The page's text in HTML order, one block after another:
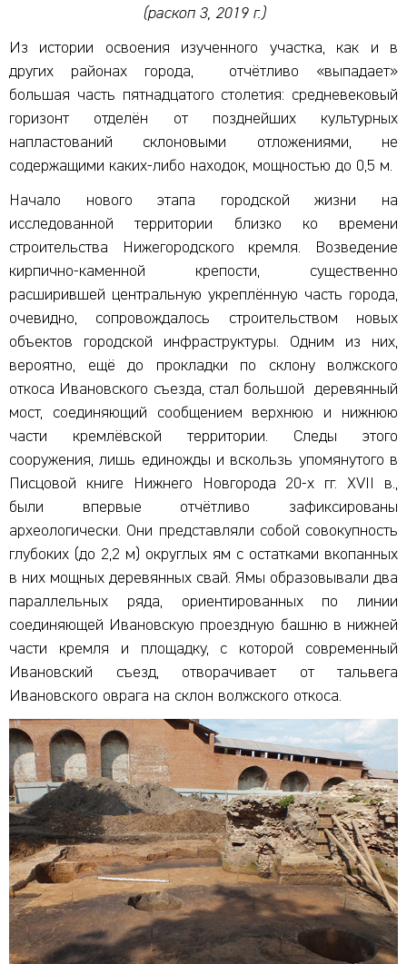
(раскоп 3, 2019 г.)
Из истории освоения изученного участка, как и в
других районах города, отчётливо «выпадает»
большая часть пятнадцатого столетия: средневековый
горизонт отделён от позднейших культурных
напластований склоновыми отложениями, не
содержащими каких-либо находок, мощностью до 0,5 м.
Начало нового этапа городской жизни на
исследованной территории близко ко времени
строительства Нижегородского кремля. Возведение
кирпично-каменной крепости, существенно
расширившей центральную укреплённую часть города,
очевидно, сопровождалось строительством новых
объектов городской инфраструктуры. Одним из них,
вероятно, ещё до прокладки по склону волжского
откоса Ивановского съезда, стал большой деревянный
мост, соединяющий сообщением верхнюю и нижнюю
части кремлёвской территории. Следы этого
сооружения, лишь единожды и вскользь упомянутого в
Писцовой книге Нижнего Новгорода 20-х гг. XVII в.,
были впервые отчётливо зафиксированы
археологически. Они представляли собой совокупность
глубоких (до 2,2 м) округлых ям с остатками вкопанных
в них мощных деревянных свай. Ямы образовывали два
параллельных ряда, ориентированных по линии
соединяющей Ивановскую проездную башню в нижней
части кремля и площадку, с которой современный
Ивановский съезд, отворачивает от тальвега
Ивановского оврага на склон волжского откоса.